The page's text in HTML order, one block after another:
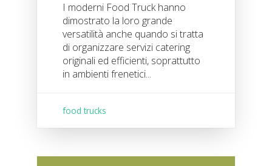
I moderni Food Truck hanno
dimostrato la loro grande
versatilità anche quando si tratta
di organizzare servizi catering
originali ed efficienti, soprattutto
in ambienti frenetici...
food trucks